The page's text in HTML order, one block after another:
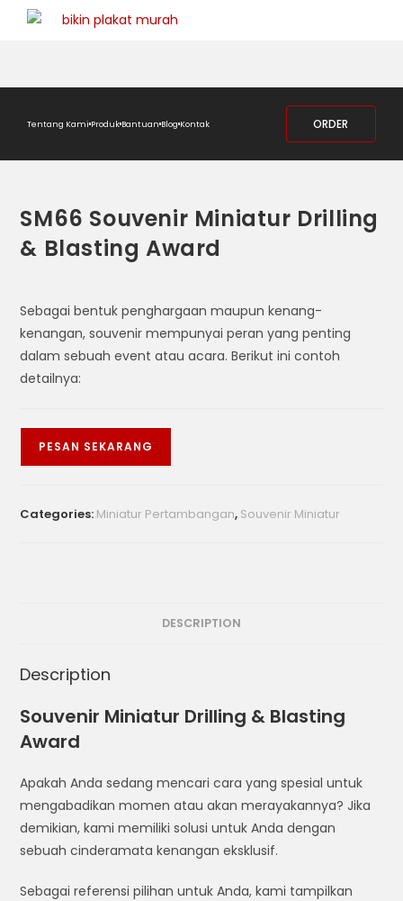
Tentang Kami Produk Bantuan Blog Kontak ORDER
SM66 Souvenir Miniatur Drilling
& Blasting Award
Sebagai bentuk penghargaan maupun kenang-
kenangan, souvenir mempunyai peran yang penting
dalam sebuah event atau acara. Berikut ini contoh
detailnya:
PESAN SEKARANG
Categories: Miniatur Pertambangan, Souvenir Miniatur
DESCRIPTION
Description
Souvenir Miniatur Drilling & Blasting
Award
Apakah Anda sedang mencari cara yang spesial untuk
mengabadikan momen atau akan merayakannya? Jika
demikian, kami memiliki solusi untuk Anda dengan
sebuah cinderamata kenangan eksklusif.
Sebagai referensi pilihan untuk Anda, kami tampilkan